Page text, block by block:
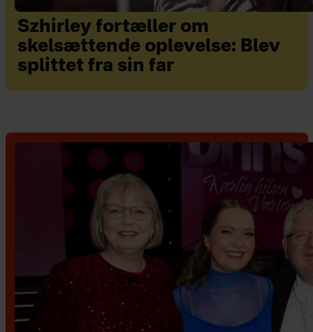
Szhirley fortæller om
skelsættende oplevelse: Blev
splittet fra sin far